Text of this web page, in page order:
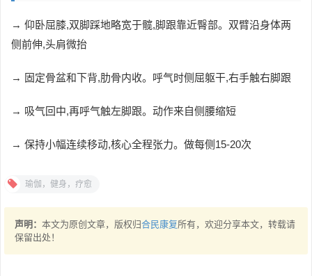
→ 仰卧屈膝,双脚踩地略宽于髋,脚跟靠近臀部。双臂沿身体两
侧前伸,头肩微抬
→ 固定骨盆和下背,肋骨内收。呼气时侧屈躯干,右手触右脚跟
→ 吸气回中,再呼气触左脚跟。动作来自侧腰缩短
→ 保持小幅连续移动,核心全程张力。做每侧15-20次
瑜伽，健身，疗愈
声明： 本文为原创文章，版权归合民康复所有，欢迎分享本文，转载请
保留出处！